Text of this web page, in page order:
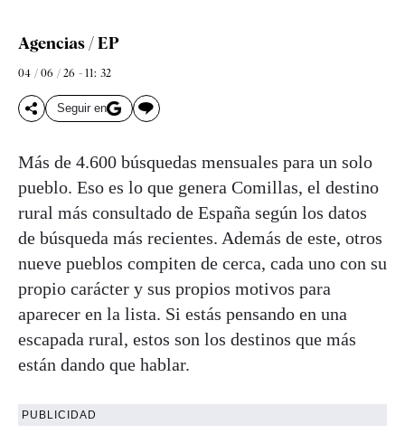
Agencias / EP
04 / 06 / 26 - 11: 32
Seguir en
Más de 4.600 búsquedas mensuales para un solo
pueblo. Eso es lo que genera Comillas, el destino
rural más consultado de España según los datos
de búsqueda más recientes. Además de este, otros
nueve pueblos compiten de cerca, cada uno con su
propio carácter y sus propios motivos para
aparecer en la lista. Si estás pensando en una
escapada rural, estos son los destinos que más
están dando que hablar.
PUBLICIDAD